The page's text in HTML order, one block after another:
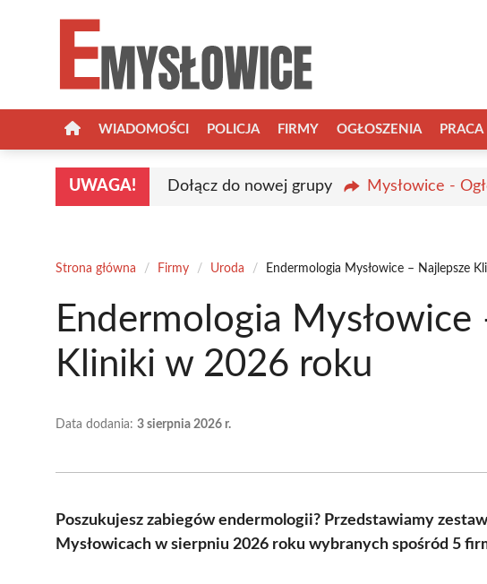
WIADOMOŚCI POLICJA FIRMY OGŁOSZENIA PRACA
UWAGA! Dołącz do nowej grupy Mysłowice -
Strona główna / Firmy / Uroda / Endermologia Mysłowice – Najlepsze
Endermologia Mysłowice
Kliniki w 2026 roku
Data dodania: 3 sierpnia 2026 r.
Poszukujesz zabiegów endermologii? Przedstawiamy
Mysłowicach w sierpniu 2026 roku wybranych spośród 5